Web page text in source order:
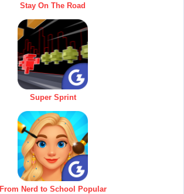
Stay On The Road
Super Sprint
From Nerd to School Popular